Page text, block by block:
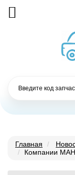
Главная
Компании